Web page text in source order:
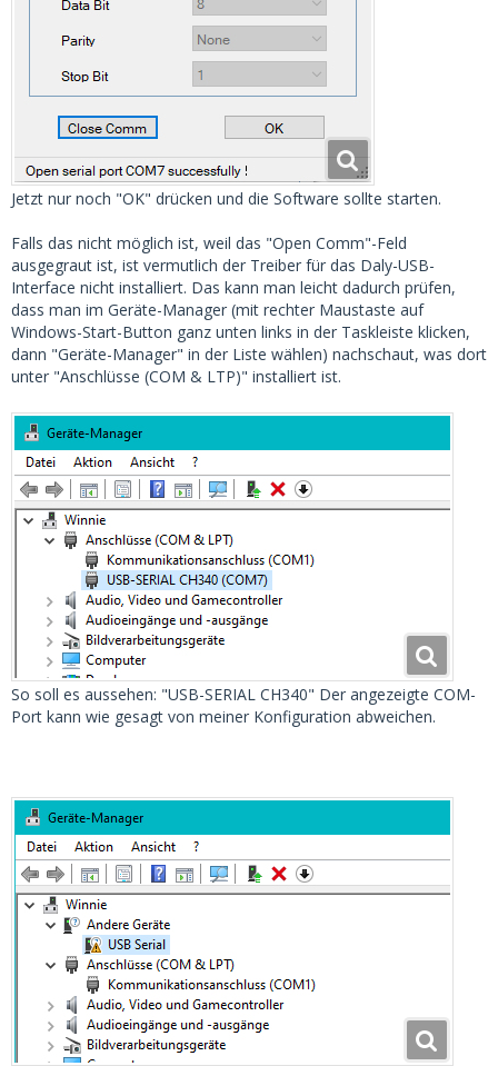
Jetzt nur noch "OK" drücken und die Software sollte starten.
Falls das nicht möglich ist, weil das "Open Comm"-Feld
ausgegraut ist, ist vermutlich der Treiber für das Daly-USB-
Interface nicht installiert. Das kann man leicht dadurch prüfen,
dass man im Geräte-Manager (mit rechter Maustaste auf
Windows-Start-Button ganz unten links in der Taskleiste klicken,
dann "Geräte-Manager" in der Liste wählen) nachschaut, was dort
unter "Anschlüsse (COM & LTP)" installiert ist.
So soll es aussehen: "USB-SERIAL CH340" Der angezeigte COM-
Port kann wie gesagt von meiner Konfiguration abweichen.